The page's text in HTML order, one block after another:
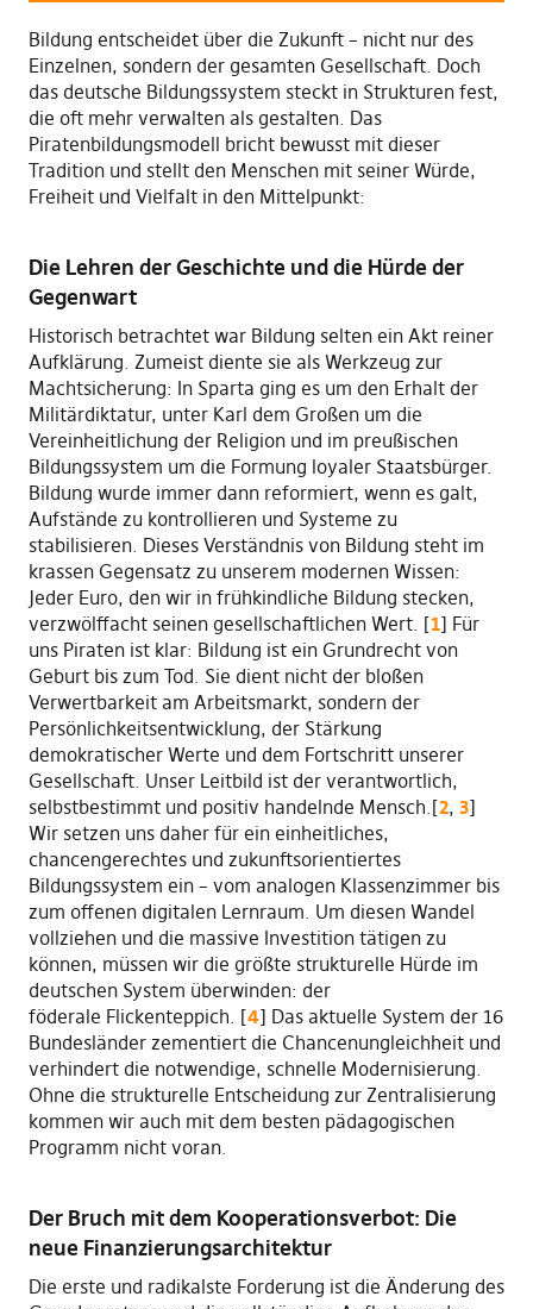
Bildung entscheidet über die Zukunft – nicht nur des
Einzelnen, sondern der gesamten Gesellschaft. Doch
das deutsche Bildungssystem steckt in Strukturen fest,
die oft mehr verwalten als gestalten. Das
Piratenbildungsmodell bricht bewusst mit dieser
Tradition und stellt den Menschen mit seiner Würde,
Freiheit und Vielfalt in den Mittelpunkt:
Die Lehren der Geschichte und die Hürde der
Gegenwart
Historisch betrachtet war Bildung selten ein Akt reiner
Aufklärung. Zumeist diente sie als Werkzeug zur
Machtsicherung: In Sparta ging es um den Erhalt der
Militärdiktatur, unter Karl dem Großen um die
Vereinheitlichung der Religion und im preußischen
Bildungssystem um die Formung loyaler Staatsbürger.
Bildung wurde immer dann reformiert, wenn es galt,
Aufstände zu kontrollieren und Systeme zu
stabilisieren. Dieses Verständnis von Bildung steht im
krassen Gegensatz zu unserem modernen Wissen:
Jeder Euro, den wir in frühkindliche Bildung stecken,
verzwölffacht seinen gesellschaftlichen Wert. [1] Für
uns Piraten ist klar: Bildung ist ein Grundrecht von
Geburt bis zum Tod. Sie dient nicht der bloßen
Verwertbarkeit am Arbeitsmarkt, sondern der
Persönlichkeitsentwicklung, der Stärkung
demokratischer Werte und dem Fortschritt unserer
Gesellschaft. Unser Leitbild ist der verantwortlich,
selbstbestimmt und positiv handelnde Mensch.[2, 3]
Wir setzen uns daher für ein einheitliches,
chancengerechtes und zukunftsorientiertes
Bildungssystem ein – vom analogen Klassenzimmer bis
zum offenen digitalen Lernraum. Um diesen Wandel
vollziehen und die massive Investition tätigen zu
können, müssen wir die größte strukturelle Hürde im
deutschen System überwinden: der
föderale Flickenteppich. [4] Das aktuelle System der 16
Bundesländer zementiert die Chancenungleichheit und
verhindert die notwendige, schnelle Modernisierung.
Ohne die strukturelle Entscheidung zur Zentralisierung
kommen wir auch mit dem besten pädagogischen
Programm nicht voran.
Der Bruch mit dem Kooperationsverbot: Die
neue Finanzierungsarchitektur
Die erste und radikalste Forderung ist die Änderung des